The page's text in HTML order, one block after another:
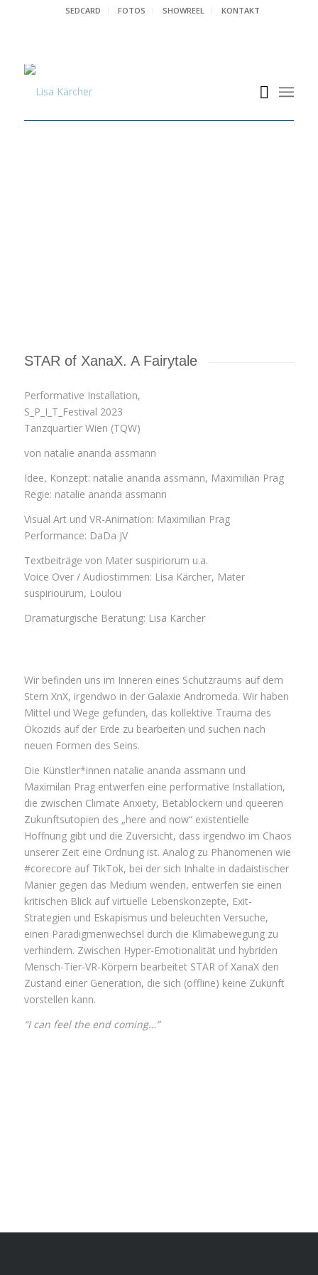
SEDCARD FOTOS SHOWREEL KONTAKT
STAR of XanaX. A Fairytale
Performative Installation,
S_P_I_T_Festival 2023
Tanzquartier Wien (TQW)
von natalie ananda assmann
Idee, Konzept: natalie ananda assmann, Maximilian Prag
Regie: natalie ananda assmann
Visual Art und VR-Animation: Maximilian Prag
Performance: DaDa JV
Textbeiträge von Mater suspiriorum u.a.
Voice Over / Audiostimmen: Lisa Kärcher, Mater
suspiriourum, Loulou
Dramaturgische Beratung: Lisa Kärcher
Wir befinden uns im Inneren eines Schutzraums auf dem
Stern XnX, irgendwo in der Galaxie Andromeda. Wir haben
Mittel und Wege gefunden, das kollektive Trauma des
Ökozids auf der Erde zu bearbeiten und suchen nach
neuen Formen des Seins.
Die Künstler*innen natalie ananda assmann und
Maximilan Prag entwerfen eine performative Installation,
die zwischen Climate Anxiety, Betablockern und queeren
Zukunftsutopien des „here and now“ existentielle
Hoffnung gibt und die Zuversicht, dass irgendwo im Chaos
unserer Zeit eine Ordnung ist. Analog zu Phänomenen wie
#corecore auf TikTok, bei der sich Inhalte in dadaistischer
Manier gegen das Medium wenden, entwerfen sie einen
kritischen Blick auf virtuelle Lebenskonzepte, Exit-
Strategien und Eskapismus und beleuchten Versuche,
einen Paradigmenwechsel durch die Klimabewegung zu
verhindern. Zwischen Hyper-Emotionalität und hybriden
Mensch-Tier-VR-Körpern bearbeitet STAR of XanaX den
Zustand einer Generation, die sich (offline) keine Zukunft
vorstellen kann.
“I can feel the end coming…”